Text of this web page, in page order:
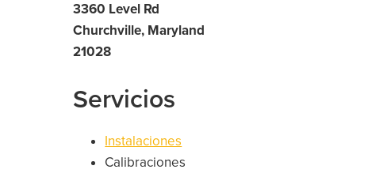
3360 Level Rd
Churchville, Maryland
21028
Servicios
Instalaciones
Calibraciones